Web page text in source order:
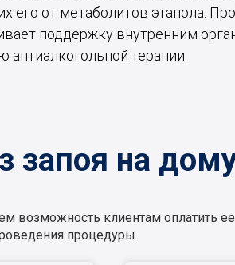
от метаболитов этанола.
поддержку внутренним
терапии.
запоя на
клиентам оплатить
процедуры.